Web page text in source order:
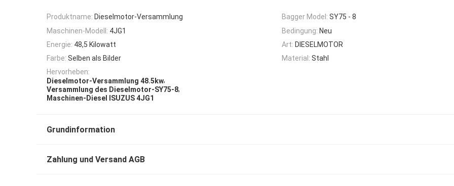
Produktname: Dieselmotor-Versammlung Bagger Model: SY75 - 8
Maschinen-Modell: 4JG1 Bedingung: Neu
Energie: 48,5 Kilowatt Art: DIESELMOTOR
Farbe: Selben als Bilder Material: Stahl
Hervorheben:
Dieselmotor-Versammlung 48.5kw,
Versammlung des Dieselmotor-SY75-8,
Maschinen-Diesel ISUZUS 4JG1
Grundinformation
Zahlung und Versand AGB